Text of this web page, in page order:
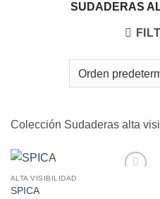
SUDADERAS
Colección Sudaderas alta
ALTA VISIBILIDAD
SPICA